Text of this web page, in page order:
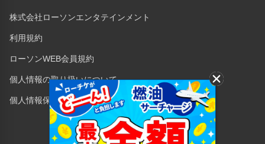
株式会社ローソンエンタテインメント
利用規約
ローソンWEB会員規約
個人情報の取り扱いについて
個人情報保護方針